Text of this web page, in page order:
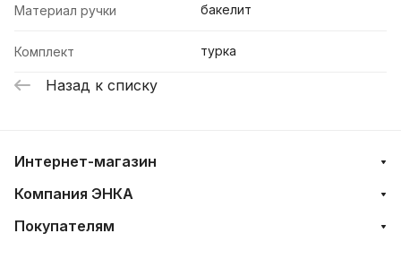
Материал ручки бакелит
Комплект турка
Назад к списку
Интернет-магазин
Компания ЭНКА
Покупателям